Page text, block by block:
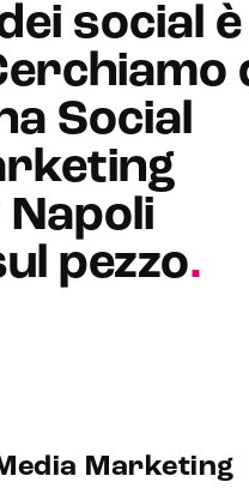
social è
Social
Napoli
pezzo.
Marketing